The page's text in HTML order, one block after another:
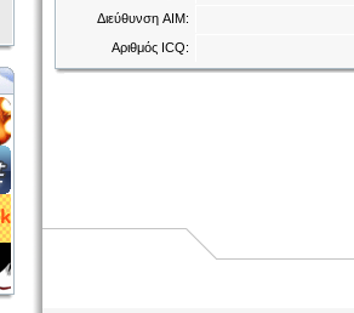
Διεύθυνση AIM:
Αριθμός ICQ: